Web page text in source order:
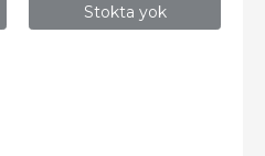
Stokta yok